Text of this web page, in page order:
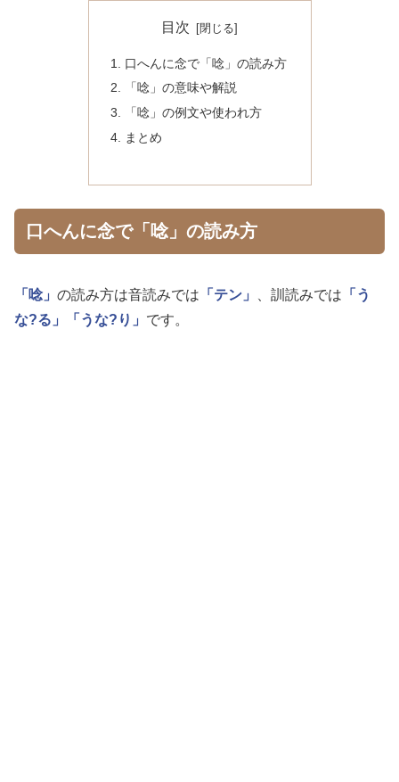
目次
口へんに念で「唸」の読み方
「唸」の意味や解説
「唸」の例文や使われ方
まとめ
口へんに念で「唸」の読み方
「唸」 の読み方は音読みでは 「テン」 、訓読みでは 「う
な?る」
「うな?り」 です。